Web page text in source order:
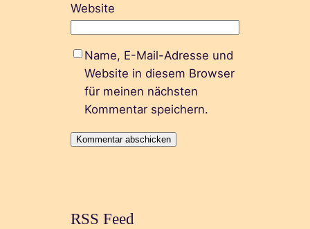
Website
Name, E-Mail-Adresse und
Website in diesem Browser
für meinen nächsten
Kommentar speichern.
RSS Feed